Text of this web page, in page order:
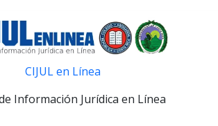
CIJUL en Línea
Información Jurídica en Línea